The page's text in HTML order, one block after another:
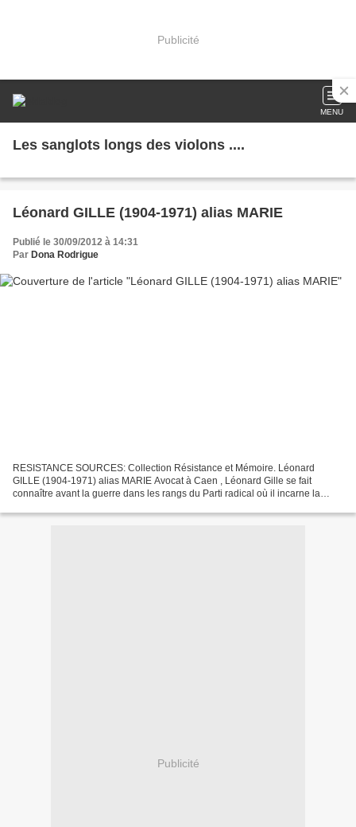
Publicité
MENU
Les sanglots longs des violons ....
Léonard GILLE (1904-1971) alias MARIE
Publié le 30/09/2012 à 14:31
Par Dona Rodrigue
RESISTANCE SOURCES: Collection Résistance et Mémoire. Léonard
GILLE (1904-1971) alias MARIE Avocat à Caen , Léonard Gille se fait
connaître avant la guerre dans les rangs du Parti radical où il incarne la
Publicité